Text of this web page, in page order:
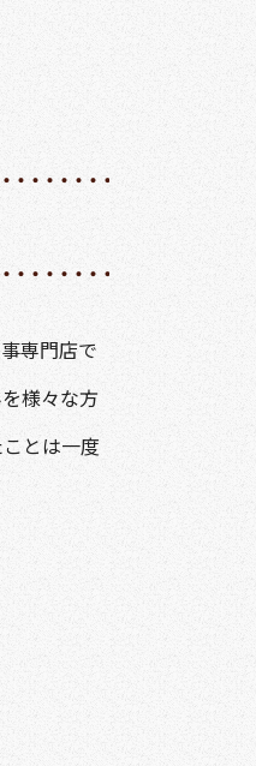
専門店で
様々な方
とは一度